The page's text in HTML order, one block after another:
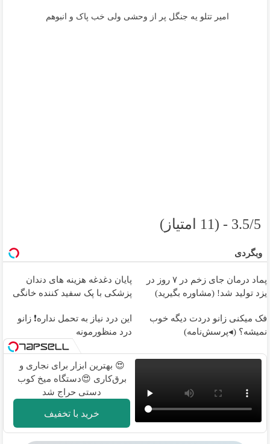
امیر تتلو يه جنگل پر از وحشى ولى خب پاک و انبوهم
3.5/5 - (11 امتیاز)
وبگردی
پماد درمان جای زخم در ۷ روز در
یزد تولید شد! (مشاوره بگیرید)
پایان دغدغه هزینه های دندان
پزشکی با پک سفید کننده خانگی
فک میکنی زانو دردت دیگه خوب
نمیشه؟ (◂پرسش‌نامه)
این درد نیاز به تحمل نداره❗ زانو
درد منظورمونه
😍 بهترین ابزار برای نجاری و
برق‌کاری 😍دستگاه میخ کوب
دستی حراج شد
خرید با تخفیف